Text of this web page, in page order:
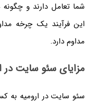
شما تعامل دارند و چگونه
این فرآیند یک چرخه
مداوم دارد.
مزایای سئو سایت در
سئو سایت در ارومیه به